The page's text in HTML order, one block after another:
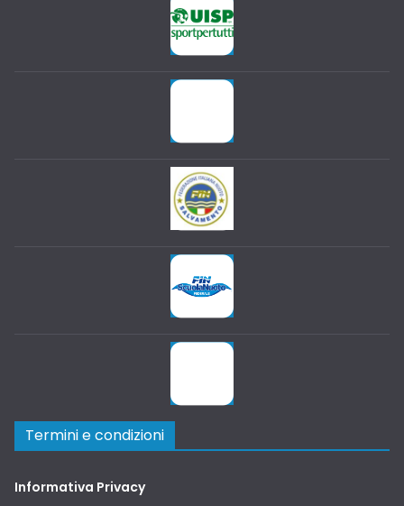
Termini e condizioni
Informativa Privacy